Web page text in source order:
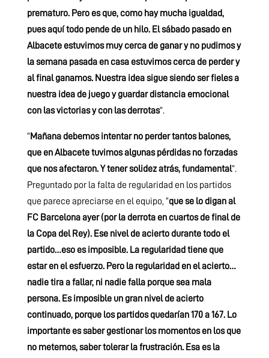
prematuro. Pero es que, como hay mucha igualdad,
pues aquí todo pende de un hilo. El sábado pasado en
Albacete estuvimos muy cerca de ganar y no pudimos y
la semana pasada en casa estuvimos cerca de perder y
al final ganamos. Nuestra idea sigue siendo ser fieles a
nuestra idea de juego y guardar distancia emocional
con las victorias y con las derrotas”.
“ Mañana debemos intentar no perder tantos balones,
que en Albacete tuvimos algunas pérdidas no forzadas
que nos afectaron. Y tener solidez atrás, fundamental”.
Preguntado por la falta de regularidad en los partidos
que parece apreciarse en el equipo, “que se lo digan al
FC Barcelona ayer (por la derrota en cuartos de final de
la Copa del Rey). Ese nivel de acierto durante todo el
partido…eso es imposible. La regularidad tiene que
estar en el esfuerzo. Pero la regularidad en el acierto…
nadie tira a fallar, ni nadie falla porque sea mala
persona. Es imposible un gran nivel de acierto
continuado, porque los partidos quedarían 170 a 167. Lo
importante es saber gestionar los momentos en los que
no metemos, saber tolerar la frustración. Esa es la